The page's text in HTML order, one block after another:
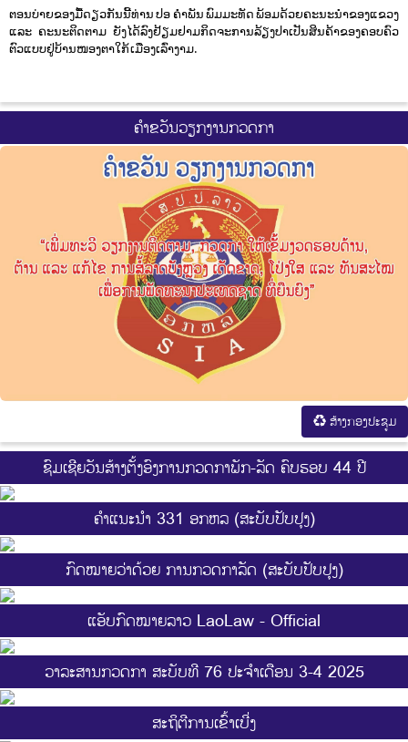
ຕອນບ່າຍຂອງມື້ດຽວກັນນີ້ທ່ານ ປອ ຄຳພັນ ພົມມະທັດ ພ້ອມດ້ວຍຄະນະນຳຂອງແຂວງ
ແລະ ຄະນະຕິດຕາມ ຍັງໄດ້ລົງຢ້ຽມຢາມກິດຈະການລ້ຽງປາເປັນສິນຄ້າຂອງຄອບຄົວ
ຕົວແບບຢູ່ບ້ານໜອງຕາໃກ້ ເມືອງເລົ່າງາມ.
ຄຳຂວັນວຽກງານກວດກາ
ສ້າງກອງປະຊູມ
ຊົມເຊີຍວັນສ້າງຕັ້ງອົງການກວດກາພັກ-ລັດ ຄົບຮອບ 44 ປີ
ຄຳແນະນຳ 331 ອກຫລ (ສະບັບປັບປຸງ)
ກົດໝາຍວ່າດ້ວຍ ການກວດກາລັດ (ສະບັບປັບປຸງ)
ແອັບກົດໝາຍລາວ LaoLaw - Official
ວາລະສານກວດກາ ສະບັບທີ 76 ປະຈຳເດືອນ 3-4 2025
ສະ​ຖິ​ຕີການ​ເຂົ້າ​ເບີ່ງ